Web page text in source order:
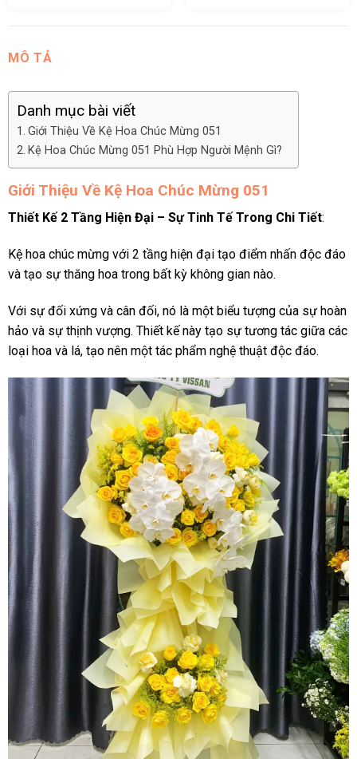
MÔ TẢ
Danh mục bài viết
Giới Thiệu Về Kệ Hoa Chúc Mừng 051
Kệ Hoa Chúc Mừng 051 Phù Hợp Người Mệnh Gì?
Giới Thiệu Về Kệ Hoa Chúc Mừng 051
Thiết Kế 2 Tầng Hiện Đại – Sự Tinh Tế Trong Chi Tiết:
Kệ hoa chúc mừng với 2 tầng hiện đại tạo điểm nhấn độc đáo
và tạo sự thăng hoa trong bất kỳ không gian nào.
Với sự đối xứng và cân đối, nó là một biểu tượng của sự hoàn
hảo và sự thịnh vượng. Thiết kế này tạo sự tương tác giữa các
loại hoa và lá, tạo nên một tác phẩm nghệ thuật độc đáo.